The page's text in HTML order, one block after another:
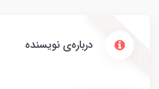
درباره‌ی نویسنده